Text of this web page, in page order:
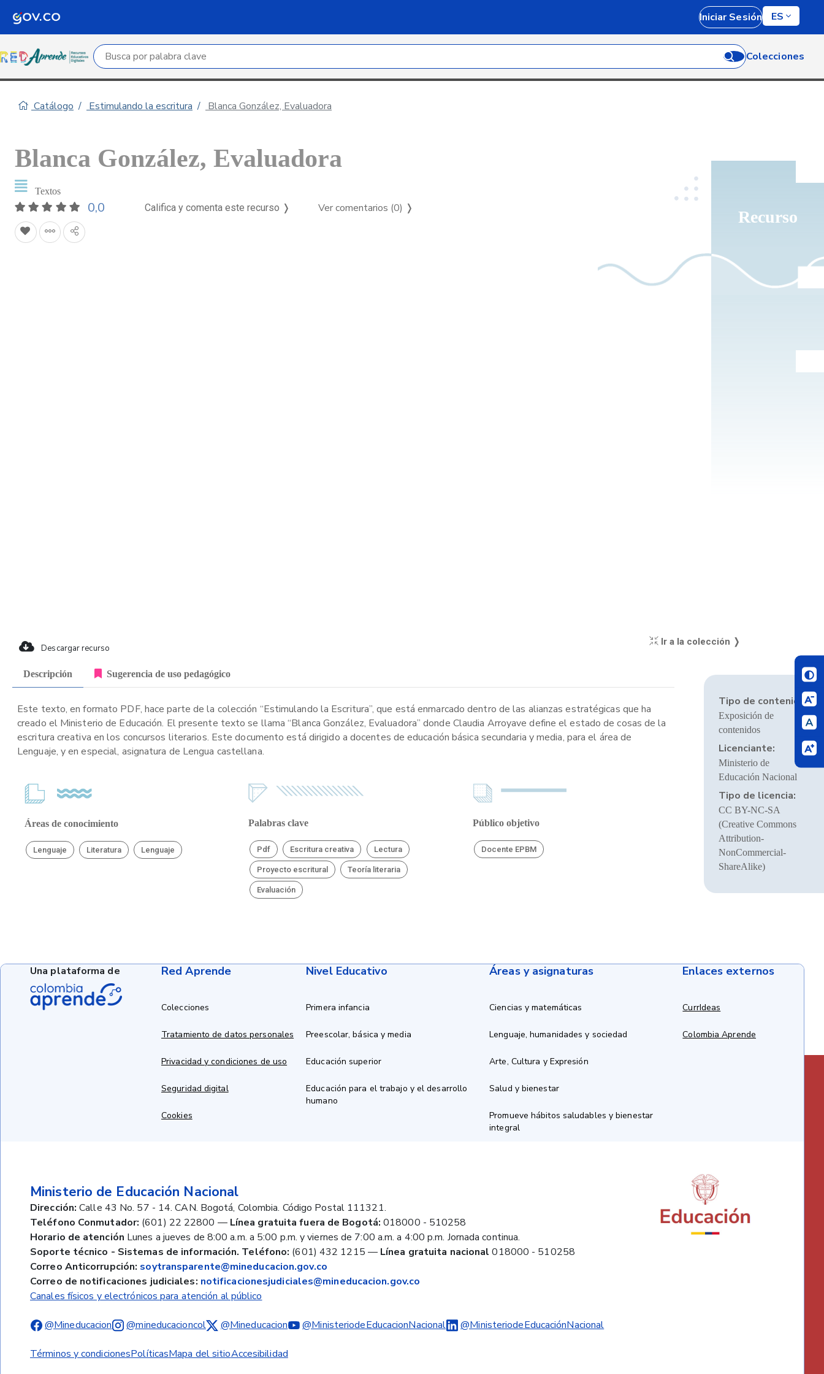
Iniciar Sesión ES
Campo de búsqueda por palabra clave Colecciones
Catálogo Estimulando la escritura Blanca González, Evaluadora
Recurso
Blanca González, Evaluadora
Textos
0,0 Califica y comenta este recurso ❭ Ver comentarios (0) ❭
Descargar recurso
Ir a la colección ❭
Descripción Sugerencia de uso pedagógico
Este texto, en formato PDF, hace parte de la colección “Estimulando la Escritura”, que está enmarcado dentro de las alianzas estratégicas que ha
creado el Ministerio de Educación. El presente texto se llama “Blanca González, Evaluadora” donde Claudia Arroyave define el estado de cosas de la
escritura creativa en los concursos literarios. Este documento está dirigido a docentes de educación básica secundaria y media, para el área de
Lenguaje, y en especial, asignatura de Lengua castellana.
Áreas de conocimiento
Lenguaje Literatura Lenguaje
Palabras clave
Pdf Escritura creativa Lectura
Proyecto escritural Teoría literaria
Evaluación
Público objetivo
Docente EPBM
Tipo de contenido:
Exposición de
contenidos
Licenciante:
Ministerio de
Educación Nacional
Tipo de licencia:
CC BY-NC-SA
(Creative Commons
Attribution-
NonCommercial-
ShareAlike)
Red Aprende
Colecciones
Tratamiento de datos personales
Privacidad y condiciones de uso
Seguridad digital
Cookies
Nivel Educativo
Primera infancia
Preescolar, básica y media
Educación superior
Educación para el trabajo y el desarrollo
humano
Áreas y asignaturas
Ciencias y matemáticas
Lenguaje, humanidades y sociedad
Arte, Cultura y Expresión
Salud y bienestar
Promueve hábitos saludables y bienestar
integral
Enlaces externos
CurrIdeas
Colombia Aprende
Ministerio de Educación Nacional
Dirección: Calle 43 No. 57 - 14. CAN. Bogotá, Colombia. Código Postal 111321.
Teléfono Conmutador: (601) 22 22800 — Línea gratuita fuera de Bogotá: 018000 - 510258
Horario de atención Lunes a jueves de 8:00 a.m. a 5:00 p.m. y viernes de 7:00 a.m. a 4:00 p.m. Jornada continua.
Soporte técnico - Sistemas de información. Teléfono: (601) 432 1215 — Línea gratuita nacional 018000 - 510258
Correo Anticorrupción: soytransparente@mineducacion.gov.co
Correo de notificaciones judiciales: notificacionesjudiciales@mineducacion.gov.co
Canales físicos y electrónicos para atención al público
@Mineducacion @mineducacioncol @Mineducacion @MinisteriodeEducacionNacional @MinisteriodeEducaciónNacional
Términos y condicionesPolíticasMapa del sitioAccesibilidad
Una plataforma de